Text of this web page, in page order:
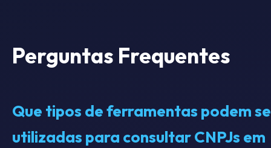
Perguntas Frequentes
Que tipos de ferramentas podem
utilizadas para consultar CNPJs em